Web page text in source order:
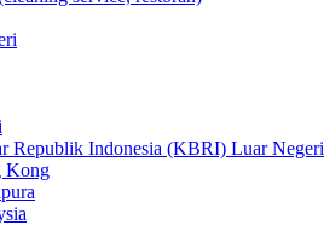
Republik Indonesia (KBRI) Luar Negeri
Kong